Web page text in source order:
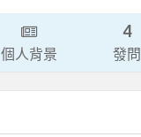
個人背景
4
發問